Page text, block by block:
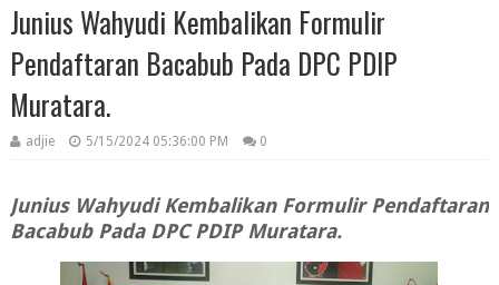
Junius Wahyudi Kembalikan Formulir
Pendaftaran Bacabub Pada DPC PDIP
Muratara.
adjie 5/15/2024 05:36:00 PM 0
Junius Wahyudi Kembalikan Formulir Pendaftaran
Bacabub Pada DPC PDIP Muratara.